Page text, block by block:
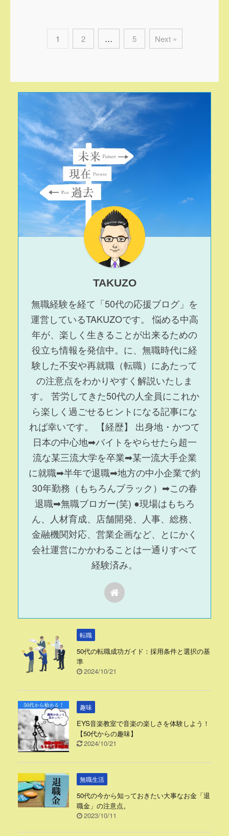
1 2 … 5 Next »
TAKUZO
無職経験を経て「50代の応援ブログ」を
運営しているTAKUZOです。 悩める中高
年が、楽しく生きることが出来るための
役立ち情報を発信中。に、無職時代に経
験した不安や再就職（転職）にあたって
の注意点をわかりやすく解説いたしま
す。 苦労してきた50代の人全員にこれか
ら楽しく過ごせるヒントになる記事にな
れば幸いです。 【経歴】 出身地・かつて
日本の中心地➡バイトをやらせたら超一
流な某三流大学を卒業➡某一流大手企業
に就職➡半年で退職➡地方の中小企業で約
30年勤務（もちろんブラック）➡この春
退職➡無職ブロガー(笑) ●現場はもちろ
ん、人材育成、店舗開発、人事、総務、
金融機関対応、営業企画など、とにかく
会社運営にかかわることは一通りすべて
経験済み。
転職
50代の転職成功ガイド：採用条件と選択の基
準
2024/10/21
趣味
EYS音楽教室で音楽の楽しさを体験しよう！
【50代からの趣味】
2024/10/21
無職生活
50代の今から知っておきたい大事なお金「退
職金」の注意点。
2023/10/11